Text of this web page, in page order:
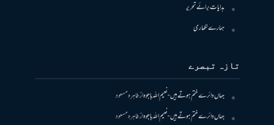
ہدایات برائے تحریر
ہمارے لکھاری
تازہ تبصرے
جہاں دائرے ختم ہوتے ہیں- نعیم اللہ باجوہازطاہرہ مسعود
جہاں دائرے ختم ہوتے ہیں- نعیم اللہ باجوہازطاہرہ مسعود